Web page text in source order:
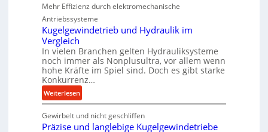
e
r
f
o
r
m
a
n
c
e
b
e
Mehr Effizienz durch elektromechanische
Antriebssysteme
Kugelgewindetrieb und Hydraulik im
Vergleich
In vielen Branchen gelten Hydrauliksysteme
noch immer als Nonplusultra, vor allem wenn
hohe Kräfte im Spiel sind. Doch es gibt starke
Konkurrenz…
Weiterlesen:
K
u
g
Gewirbelt und nicht geschliffen
Präzise und langlebige Kugelgewindetriebe